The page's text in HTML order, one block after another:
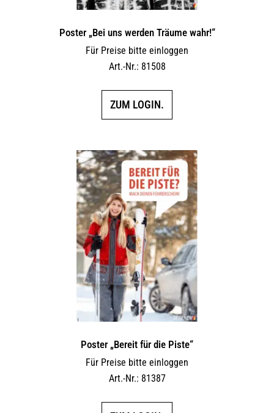
Poster „Bei uns werden Träume wahr!“
Für Preise bitte einloggen
Art.-Nr.: 81508
ZUM LOGIN.
Poster „Bereit für die Piste“
Für Preise bitte einloggen
Art.-Nr.: 81387